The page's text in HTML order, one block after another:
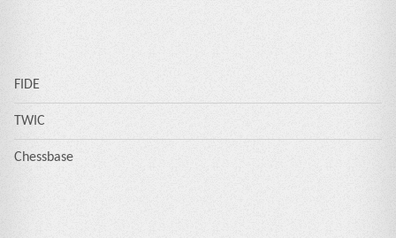
FIDE
TWIC
Chessbase